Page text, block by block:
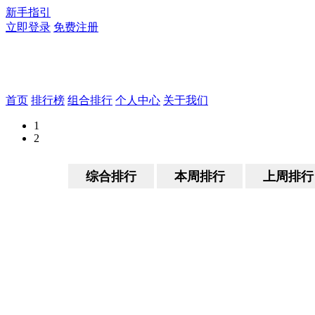
新手指引
立即登录 免费注册
首页 排行榜 组合排行 个人中心 关于我们
1
2